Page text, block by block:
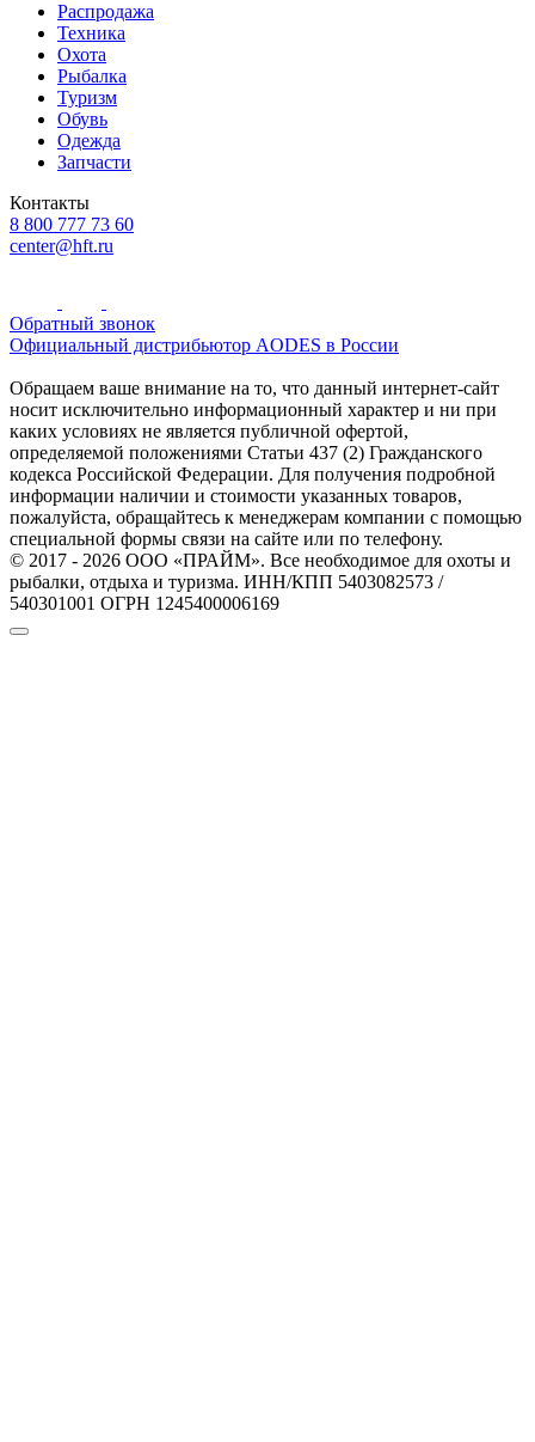
Распродажа
Техника
Охота
Рыбалка
Туризм
Обувь
Одежда
Запчасти
Контакты
8 800 777 73 60
center@hft.ru
Обратный звонок
Официальный дистрибьютор AODES в России
Обращаем ваше внимание на то, что данный интернет-сайт
носит исключительно информационный характер и ни при
каких условиях не является публичной офертой,
определяемой положениями Статьи 437 (2) Гражданского
кодекса Российской Федерации. Для получения подробной
информации наличии и стоимости указанных товаров,
пожалуйста, обращайтесь к менеджерам компании с помощью
специальной формы связи на сайте или по телефону.
© 2017 - 2026 ООО «ПРАЙМ». Все необходимое для охоты и
рыбалки, отдыха и туризма. ИНН/КПП 5403082573 /
540301001 ОГРН 1245400006169